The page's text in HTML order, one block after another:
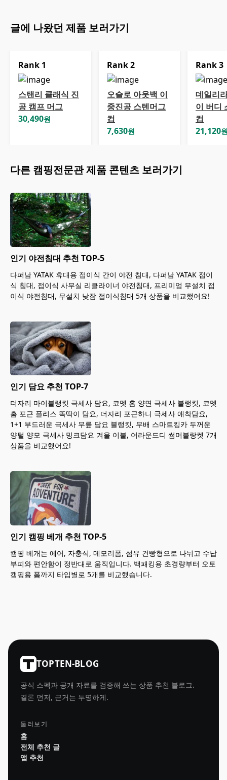
글에 나왔던 제품 보러가기
Rank 1
스탠리 클래식 진
공 캠프 머그
30,490원
Rank2
오슬로 아웃백 이
중진공 스텐머그
컵
7,630원
Rank3
데일리
이 버디
컵
21,120
다른 캠핑전문관제품 콘텐츠 보러가기
인기 야전침대 추천 TOP-5
다퍼남 YATAK 휴대용 접이식 간이 야전 침대, 다퍼남 YATAK 접이
식 침대, 접이식 사무실 리클라이너 야전침대, 프리미엄 무설치 접
이식 야전침대, 무설치 낮잠 접이식침대 5개 상품을 비교했어요!
인기 담요 추천 TOP-7
더자리 마이블랭킷 극세사 담요, 코멧 홈 양면 극세사 블랭킷, 코멧
홈 포근 플리스 똑딱이 담요, 더자리 포근하니 극세사 애착담요,
1+1 부드러운 극세사 무릎 담요 블랭킷, 무배 스마트킹카 두꺼운
양털 양모 극세사 밍크담요 겨울 이불, 어라운드디 썸머블랑켓 7개
상품을 비교했어요!
인기 캠핑 베개 추천 TOP-5
캠핑 베개는 에어, 자충식, 메모리폼, 섬유 건빵형으로 나뉘고 수납
부피와 편안함이 정반대로 움직입니다. 백패킹용 초경량부터 오토
캠핑용 폼까지 타입별로 5개를 비교했습니다.
TOPTEN-BLOG
공식 스펙과 공개 자료를 검증해 쓰는 상품 추천 블로그.
결론 먼저, 근거는 투명하게.
둘러보기
홈
전체 추천 글
앱 추천